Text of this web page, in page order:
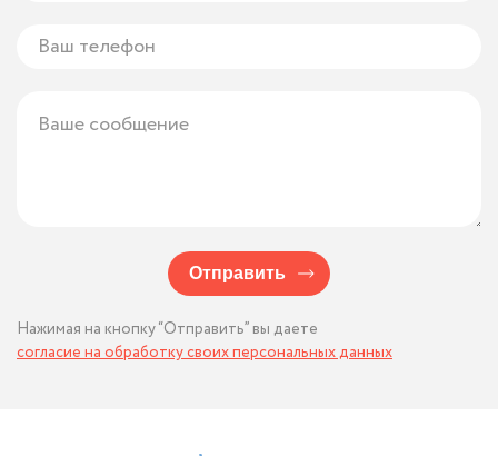
Отправить
Нажимая на кнопку “Отправить” вы даете
согласие на обработку своих персональных данных